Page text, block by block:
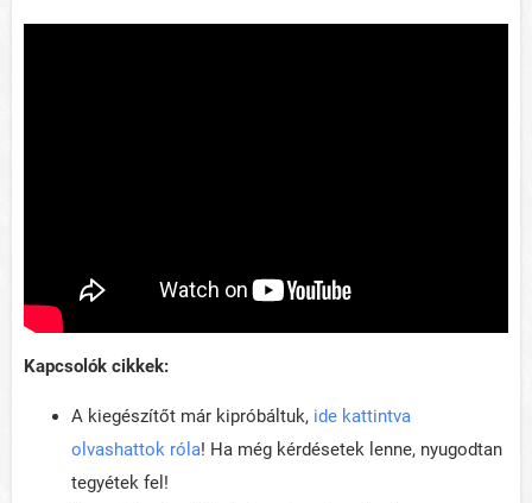
Kapcsolók cikkek:
A kiegészítőt már kipróbáltuk, ide kattintva
olvashattok róla! Ha még kérdésetek lenne, nyugodtan
tegyétek fel!